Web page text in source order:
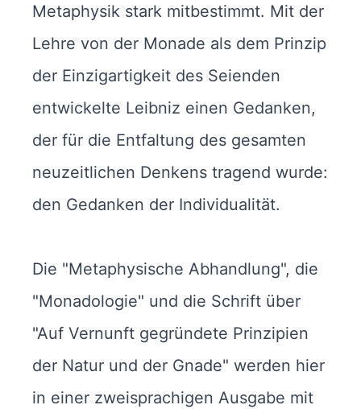
Metaphysik stark mitbestimmt. Mit der
Lehre von der Monade als dem Prinzip
der Einzigartigkeit des Seienden
entwickelte Leibniz einen Gedanken,
der für die Entfaltung des gesamten
neuzeitlichen Denkens tragend wurde:
den Gedanken der Individualität.
Die "Metaphysische Abhandlung", die
"Monadologie" und die Schrift über
"Auf Vernunft gegründete Prinzipien
der Natur und der Gnade" werden hier
in einer zweisprachigen Ausgabe mit